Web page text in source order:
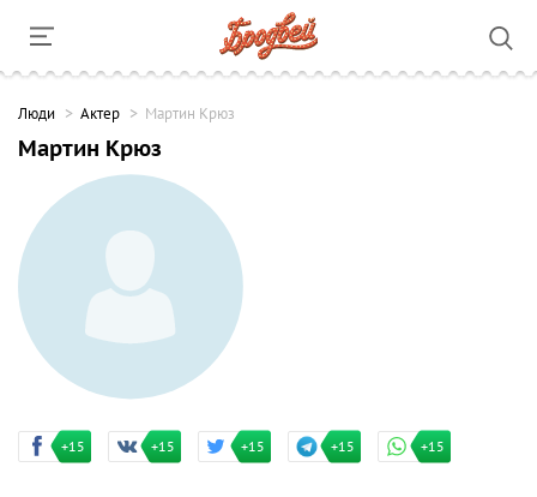
Люди Актер Мартин Крюз
Мартин Крюз
+15 +15 +15 +15 +15